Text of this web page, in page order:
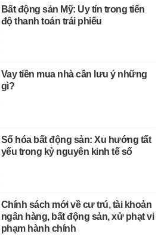
Bất động sản Mỹ: Uy tín trong tiến
độ thanh toán trái phiếu
Vay tiền mua nhà cần lưu ý những
gì?
Số hóa bất động sản: Xu hướng tất
yếu trong kỷ nguyên kinh tế số
Chính sách mới về cư trú, tài khoản
ngân hàng, bất động sản, xử phạt vi
phạm hành chính